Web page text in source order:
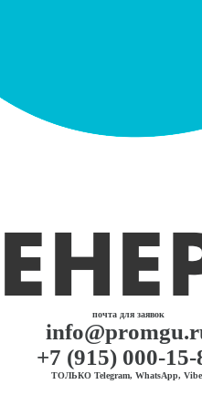
почта для заявок
+7 (915) 000-15-
ТОЛЬКО Telegram, WhatsApp,